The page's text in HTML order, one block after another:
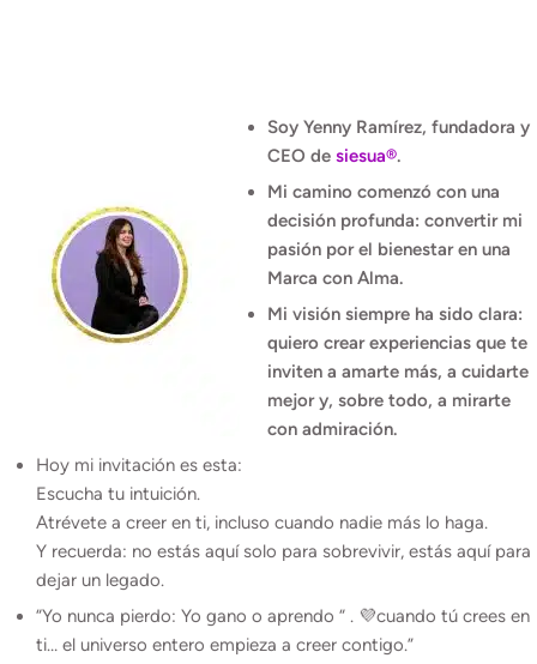
SoyYenny Ramírez, fundadora y
CEO desiesua®.
Mi camino comenzó con una
decisión profunda: convertir mi
pasión por el bienestar en una
quiero crear experiencias que te
inviten a amarte más, a cuidarte
con admiración.
Hoy mi invitación es esta: